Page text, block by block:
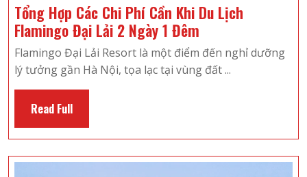
Tổng Hợp Các Chi Phí Cần Khi Du Lịch
Flamingo Đại Lải 2 Ngày 1 Đêm Tổng
Hợp
Các
Chi
Khi
Du
Flamingo Đại Lải Resort là một điểm đến nghỉ dưỡng
lý tưởng gần Hà Nội, tọa lạc tại vùng đất ...
Read FullRead
Full